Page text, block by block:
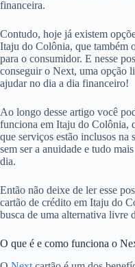
financeira.
Contudo, hoje já existem
Itaju do Colônia, que também
para o consumidor. E nesse
conseguir o Next, uma opção
ajudar no dia a dia financeiro!
Ao longo desse artigo você
funciona em Itaju do Colônia,
que serviços estão inclusos na
sem ser a anuidade e tudo
dia.
Então não deixe de ler esse
cartão de crédito em Itaju do
busca de uma alternativa livre
O que é e como funciona o